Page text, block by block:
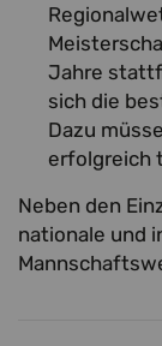
Jahre
sich die
Dazu
erfolgreich
Neben den
nationale und